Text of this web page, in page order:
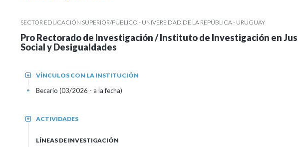
SECTOR EDUCACIÓN SUPERIOR/PÚBLICO - UNIVERSIDAD DE LA REPÚBLICA - URUGUAY
Pro Rectorado de Investigación / Instituto de Investigación en
Social y Desigualdades
VÍNCULOS CON LA INSTITUCIÓN
+
Becario (03/2026 - a la fecha)
+
ACTIVIDADES
+
LÍNEAS DE INVESTIGACIÓN